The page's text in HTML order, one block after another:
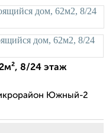
8/24 этаж
Южный-2